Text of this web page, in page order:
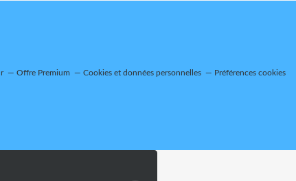
Offre Premium Cookies et données personnelles Préférences cookies